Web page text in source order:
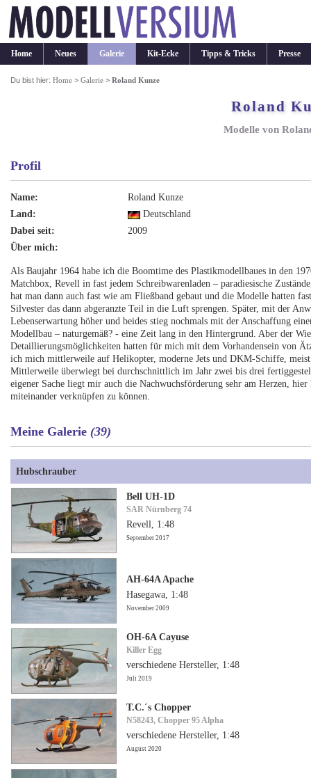
Home Neues Galerie Kit-Ecke Tipps & Tricks Presse
Du bist hier:Home >Galerie >Roland Kunze
Roland
Modelle von
Profil
Name:
Roland Kunze
Land:
Deutschland
Dabei seit:
2009
Über mich:
Als Baujahr 1964 habe ich die Boomtime des Plastikmodellbaues in den
Matchbox, Revell in fast jedem Schreibwarenladen – paradiesische
hat man dann auch fast wie am Fließband gebaut und die Modelle hatten
Silvester das dann abgeranzte Teil in die Luft sprengen. Später, mit der
Lebenserwartung höher und beides stieg nochmals mit der Anschaffung
Modellbau – naturgemäß? - eine Zeit lang in den Hintergrund. Aber der
Detaillierungsmöglichkeiten hatten für mich mit dem Vorhandensein von
ich mich mittlerweile auf Helikopter, moderne Jets und DKM-Schiffe,
Mittlerweile überwiegt bei durchschnittlich im Jahr zwei bis drei
eigener Sache liegt mir auch die Nachwuchsförderung sehr am Herzen,
miteinander verknüpfen zu können.
Meine Galerie (39)
Hubschrauber
Bell UH-1D
SAR Nürnberg 74
Revell, 1:48
September 2017
AH-64A Apache
Hasegawa, 1:48
November 2009
OH-6A Cayuse
Killer Egg
verschiedene Hersteller, 1:48
Juli 2019
T.C.´s Chopper
N58243, Chopper 95 Alpha
verschiedene Hersteller, 1:48
August 2020